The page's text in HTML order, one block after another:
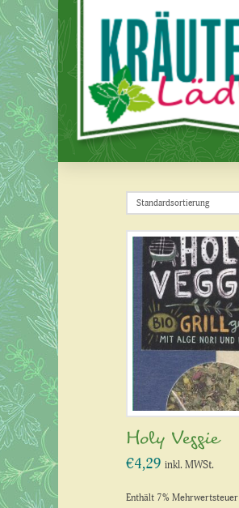
Holy Veggie
€4,29 inkl. MWSt.
Enthält 7% Mehrwertsteuer